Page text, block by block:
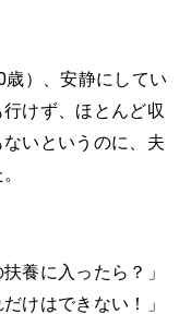
）、安静にしてい
けず、ほとんど収
いというのに、夫
養に入ったら？」
けはできない！」